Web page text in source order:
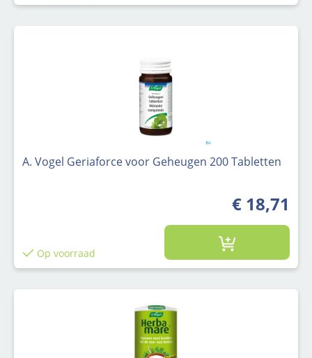
A. Vogel Geriaforce voor Geheugen 200 Tabletten
€ 18,71
Op voorraad